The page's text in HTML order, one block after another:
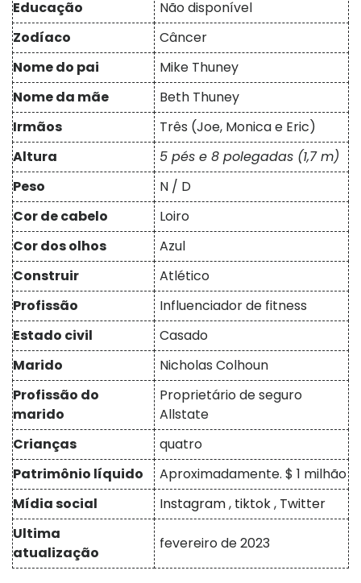
Educação
Não disponível
Zodíaco
Câncer
Nome do pai
Mike Thuney
Nome da mãe
Beth Thuney
Irmãos
Três (Joe, Monica e Eric)
Altura
5 pés e 8 polegadas (1,7 m)
Peso
N / D
Cor de cabelo
Loiro
Cor dos olhos
Azul
Construir
Atlético
Profissão
Influenciador de fitness
Estado civil
Casado
Marido
Nicholas Colhoun
Profissão do
marido
Proprietário de seguro
Allstate
Crianças
quatro
Patrimônio líquido
Aproximadamente. $ 1 milhão
Mídia social
Instagram, tiktok, Twitter
Ultima
atualização
fevereiro de 2023